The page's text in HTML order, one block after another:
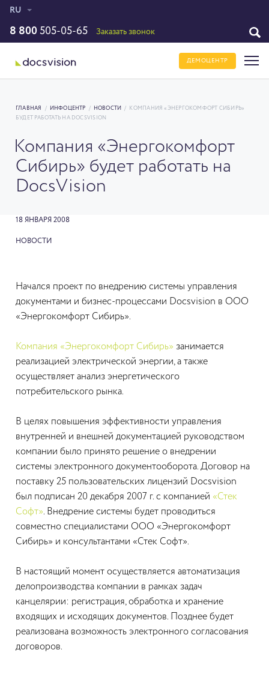
RU
8 800 505-05-65 Заказать звонок
ДЕМОЦЕНТР
ГЛАВНАЯ / ИНФОЦЕНТР / НОВОСТИ /
КОМПАНИЯ «ЭНЕРГОКОМФОРТ СИБИРЬ»
БУДЕТ РАБОТАТЬ НА DOCSVISION
Компания «Энергокомфорт
Сибирь» будет работать на
DocsVision
18 ЯНВАРЯ 2008
НОВОСТИ
Начался проект по внедрению системы управления
документами и бизнес-процессами Docsvision в ООО
«Энергокомфорт Сибирь».
Компания «Энергокомфорт Сибирь» занимается
реализацией электрической энергии, а также
осуществляет анализ энергетического
потребительского рынка.
В целях повышения эффективности управления
внутренней и внешней документацией руководством
компании было принято решение о внедрении
системы электронного документооборота. Договор на
поставку 25 пользовательских лицензий Docsvision
был подписан 20 декабря 2007 г. с компанией «Стек
Софт». Внедрение системы будет проводиться
совместно специалистами ООО «Энергокомфорт
Сибирь» и консультантами «Стек Софт».
В настоящий момент осуществляется автоматизация
делопроизводства компании в рамках задач
канцелярии: регистрация, обработка и хранение
входящих и исходящих документов. Позднее будет
реализована возможность электронного согласования
договоров.